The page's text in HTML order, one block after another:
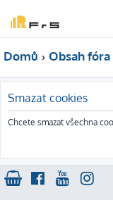
Domů Obsah fóra
Smazat cookies
Chcete smazat všechna